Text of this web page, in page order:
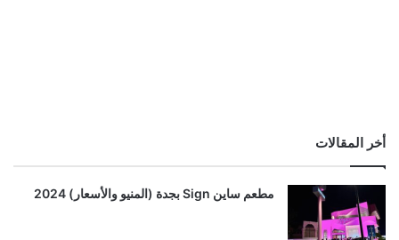
أخر المقالات
مطعم ساين Sign بجدة (المنيو والأسعار) 2024